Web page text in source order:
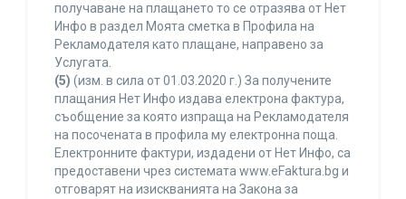
получаване на плащането то се отразява от Нет
Инфо в раздел Моята сметка в Профила на
Рекламодателя като плащане, направено за
Услугата.
(5) (изм. в сила от 01.03.2020 г.) За получените
плащания Нет Инфо издава електрона фактура,
съобщение за която изпраща на Рекламодателя
на посочената в профила му електронна поща.
Електронните фактури, издадени от Нет Инфо, са
предоставени чрез системата www.eFaktura.bg и
отговарят на изискванията на Закона за